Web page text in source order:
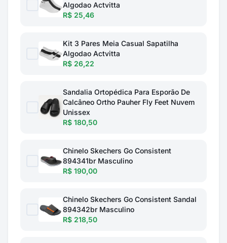
Algodao Actvitta
R$ 25,46
Kit 3 Pares Meia Casual Sapatilha
Algodao Actvitta
R$ 26,22
Sandalia Ortopédica Para Esporão De
Calcâneo Ortho Pauher Fly Feet Nuvem
Unissex
R$ 180,50
Chinelo Skechers Go Consistent
894341br Masculino
R$ 190,00
Chinelo Skechers Go Consistent Sandal
894342br Masculino
R$ 218,50